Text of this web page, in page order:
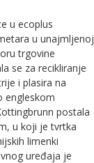
u ecoplus
u unajmljenoj
trgovine
se za recikliranje
i plasira na
engleskom
postala
u koji je tvrtka
limenki
uređaja je